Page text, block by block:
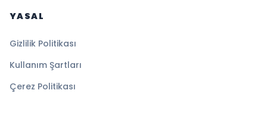
YASAL
Gizlilik Politikası
Kullanım Şartları
Çerez Politikası